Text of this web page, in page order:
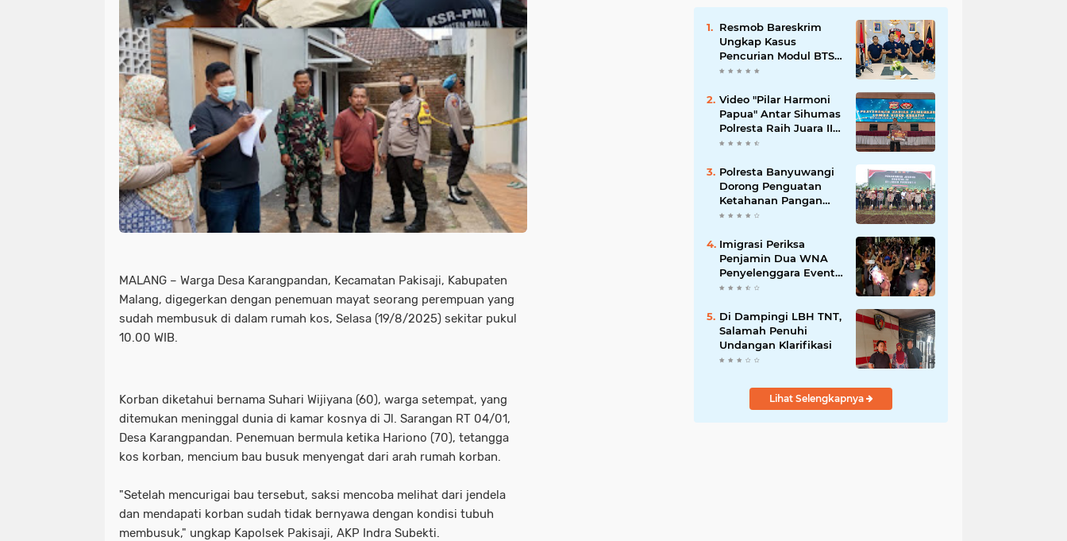
MALANG – Warga Desa Karangpandan, Kecamatan Pakisaji, Kabupaten
Malang, digegerkan dengan penemuan mayat seorang perempuan yang
sudah membusuk di dalam rumah kos, Selasa (19/8/2025) sekitar pukul
10.00 WIB.
Korban diketahui bernama Suhari Wijiyana (60), warga setempat, yang
ditemukan meninggal dunia di kamar kosnya di Jl. Sarangan RT 04/01,
Desa Karangpandan. Penemuan bermula ketika Hariono (70), tetangga
kos korban, mencium bau busuk menyengat dari arah rumah korban.
"Setelah mencurigai bau tersebut, saksi mencoba melihat dari jendela
dan mendapati korban sudah tidak bernyawa dengan kondisi tubuh
membusuk," ungkap Kapolsek Pakisaji, AKP Indra Subekti.
Resmob Bareskrim
Ungkap Kasus
Pencurian Modul BTS
Senilai Rp.60 Miliar,
Video "Pilar Harmoni
Papua" Antar Sihumas
Polresta Raih Juara II
Lomba Video Kreatif
80
Polresta Banyuwangi
Dorong Penguatan
Ketahanan Pangan
Lewat Penanaman
2025
Imigrasi Periksa
Penjamin Dua WNA
Penyelenggara Event
Bali Silent Disco
Di Dampingi LBH TNT,
Salamah Penuhi
Undangan Klarifikasi
Lihat Selengkapnya